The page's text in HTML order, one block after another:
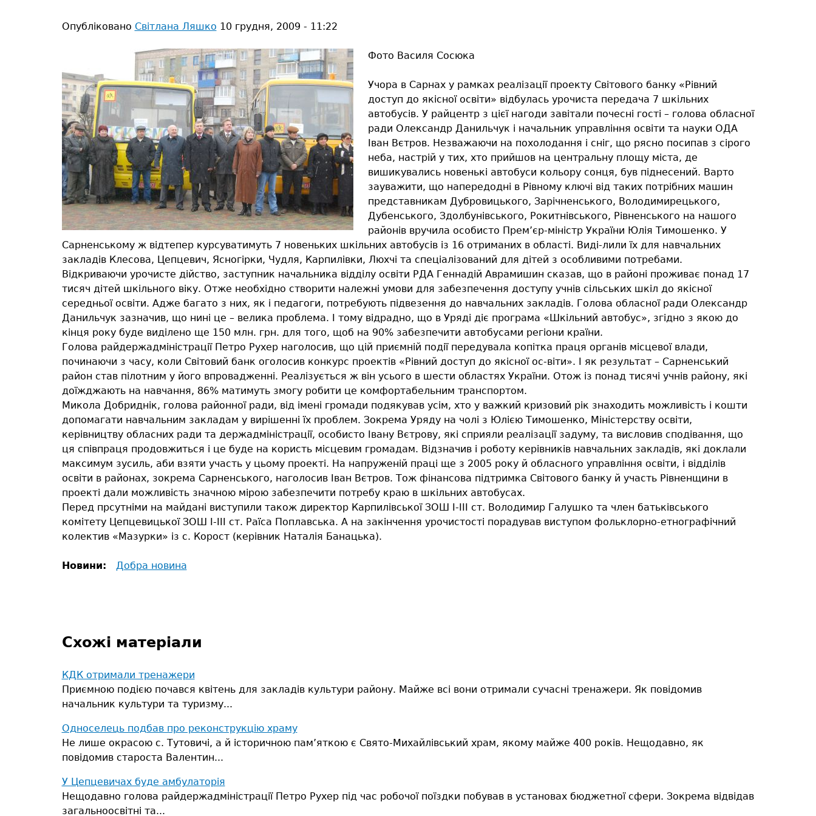
Опубліковано Світлана Ляшко 10 грудня, 2009 - 11:22
Фото Василя Сосюка
Учора в Сарнах у рамках реалізації проекту Світового банку «Рівний
доступ до якісної освіти» відбулась урочиста передача 7 шкільних
автобусів. У райцентр з цієї нагоди завітали почесні гості – голова обласної
ради Олександр Данильчук і начальник управління освіти та науки ОДА
Іван Вєтров. Незважаючи на похолодання і сніг, що рясно посипав з сірого
неба, настрій у тих, хто прийшов на центральну площу міста, де
вишикувались новенькі автобуси кольору сонця, був піднесений. Варто
зауважити, що напередодні в Рівному ключі від таких потрібних машин
представникам Дубровицького, Зарічненського, Володимирецького,
Дубенського, Здолбунівського, Рокитнівського, Рівненського на нашого
районів вручила особисто Прем’єр-міністр України Юлія Тимошенко. У
Сарненському ж відтепер курсуватимуть 7 новеньких шкільних автобусів із 16 отриманих в області. Виді-лили їх для навчальних
закладів Клесова, Цепцевич, Ясногірки, Чудля, Карпилівки, Люхчі та спеціалізований для дітей з особливими потребами.
Відкриваючи урочисте дійство, заступник начальника відділу освіти РДА Геннадій Аврамишин сказав, що в районі проживає понад 17
тисяч дітей шкільного віку. Отже необхідно створити належні умови для забезпечення доступу учнів сільських шкіл до якісної
середньої освіти. Адже багато з них, як і педагоги, потребують підвезення до навчальних закладів. Голова обласної ради Олександр
Данильчук зазначив, що нині це – велика проблема. І тому відрадно, що в Уряді діє програма «Шкільний автобус», згідно з якою до
кінця року буде виділено ще 150 млн. грн. для того, щоб на 90% забезпечити автобусами регіони країни.
Голова райдержадміністрації Петро Рухер наголосив, що цій приємній події передувала копітка праця органів місцевої влади,
починаючи з часу, коли Світовий банк оголосив конкурс проектів «Рівний доступ до якісної ос-віти». І як результат – Сарненський
район став пілотним у його впровадженні. Реалізується ж він усього в шести областях України. Отож із понад тисячі учнів району, які
доїжджають на навчання, 86% матимуть змогу робити це комфортабельним транспортом.
Микола Добриднік, голова районної ради, від імені громади подякував усім, хто у важкий кризовий рік знаходить можливість і кошти
допомагати навчальним закладам у вирішенні їх проблем. Зокрема Уряду на чолі з Юлією Тимошенко, Міністерству освіти,
керівництву обласних ради та держадміністрації, особисто Івану Вєтрову, які сприяли реалізації задуму, та висловив сподівання, що
ця співпраця продовжиться і це буде на користь місцевим громадам. Відзначив і роботу керівників навчальних закладів, які доклали
максимум зусиль, аби взяти участь у цьому проекті. На напруженій праці ще з 2005 року й обласного управління освіти, і відділів
освіти в районах, зокрема Сарненського, наголосив Іван Вєтров. Тож фінансова підтримка Світового банку й участь Рівненщини в
проекті дали можливість значною мірою забезпечити потребу краю в шкільних автобусах.
Перед прсутніми на майдані виступили також директор Карпилівської ЗОШ І-ІІІ ст. Володимир Галушко та член батьківського
комітету Цепцевицької ЗОШ І-ІІІ ст. Раїса Поплавська. А на закінчення урочистості порадував виступом фольклорно-етнографічний
колектив «Мазурки» із с. Корост (керівник Наталія Банацька).
Новини: Добра новина
Схожі матеріали
КДК отримали тренажери
Приємною подією почався квітень для закладів культури району. Майже всі вони отримали сучасні тренажери. Як повідомив
начальник культури та туризму...
Односелець подбав про реконструкцію храму
Не лише окрасою с. Тутовичі, а й історичною пам’яткою є Свято-Михайлівський храм, якому майже 400 років. Нещодавно, як
повідомив староста Валентин...
У Цепцевичах буде амбулаторія
Нещодавно голова райдержадміністрації Петро Рухер під час робочої поїздки побував в установах бюджетної сфери. Зокрема відвідав
загальноосвітні та...